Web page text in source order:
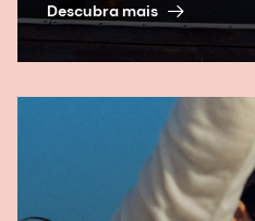
Descubra mais